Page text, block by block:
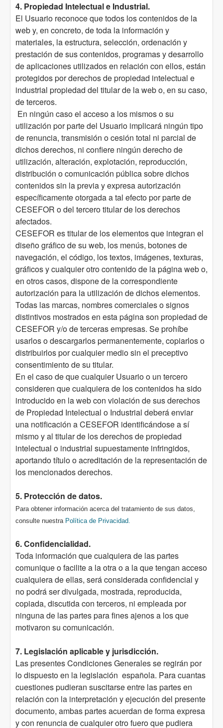
4. Propiedad Intelectual e Industrial.
El Usuario reconoce que todos los contenidos de la
web y, en concreto, de toda la información y
materiales, la estructura, selección, ordenación y
prestación de sus contenidos, programas y desarrollo
de aplicaciones utilizados en relación con ellos, están
protegidos por derechos de propiedad intelectual e
industrial propiedad del titular de la web o, en su caso,
de terceros.
En ningún caso el acceso a los mismos o su
utilización por parte del Usuario implicará ningún tipo
de renuncia, transmisión o cesión total ni parcial de
dichos derechos, ni confiere ningún derecho de
utilización, alteración, explotación, reproducción,
distribución o comunicación pública sobre dichos
contenidos sin la previa y expresa autorización
específicamente otorgada a tal efecto por parte de
CESEFOR o del tercero titular de los derechos
afectados.
CESEFOR es titular de los elementos que integran el
diseño gráfico de su web, los menús, botones de
navegación, el código, los textos, imágenes, texturas,
gráficos y cualquier otro contenido de la página web o,
en otros casos, dispone de la correspondiente
autorización para la utilización de dichos elementos.
Todas las marcas, nombres comerciales o signos
distintivos mostrados en esta página son propiedad de
CESEFOR y/o de terceras empresas. Se prohíbe
usarlos o descargarlos permanentemente, copiarlos o
distribuirlos por cualquier medio sin el preceptivo
consentimiento de su titular.
En el caso de que cualquier Usuario o un tercero
consideren que cualquiera de los contenidos ha sido
introducido en la web con violación de sus derechos
de Propiedad Intelectual o Industrial deberá enviar
una notificación a CESEFOR identificándose a sí
mismo y al titular de los derechos de propiedad
intelectual o industrial supuestamente infringidos,
aportando título o acreditación de la representación de
los mencionados derechos.
5. Protección de datos.
Para obtener información acerca del tratamiento de sus datos,
consulte nuestra Política de Privacidad.
6. Confidencialidad.
Toda información que cualquiera de las partes
comunique o facilite a la otra o a la que tengan acceso
cualquiera de ellas, será considerada confidencial y
no podrá ser divulgada, mostrada, reproducida,
copiada, discutida con terceros, ni empleada por
ninguna de las partes para fines ajenos a los que
motivaron su comunicación.
7. Legislación aplicable y jurisdicción.
Las presentes Condiciones Generales se regirán por
lo dispuesto en la legislación española. Para cuantas
cuestiones pudieran suscitarse entre las partes en
relación con la interpretación y ejecución del presente
documento, ambas partes acuerdan de forma expresa
y con renuncia de cualquier otro fuero que pudiera